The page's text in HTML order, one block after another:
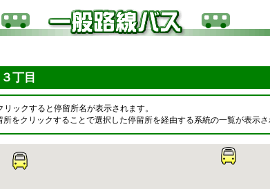
丁目
ックすると停留所名が表示されます。
所をクリックすることで選択した停留所を経由する系統の一覧が表示